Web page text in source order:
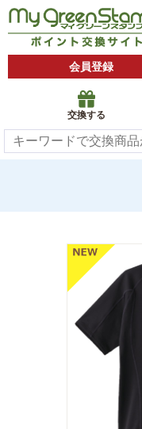
会員登録
交換する